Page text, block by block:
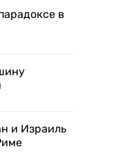
в
и Израиль